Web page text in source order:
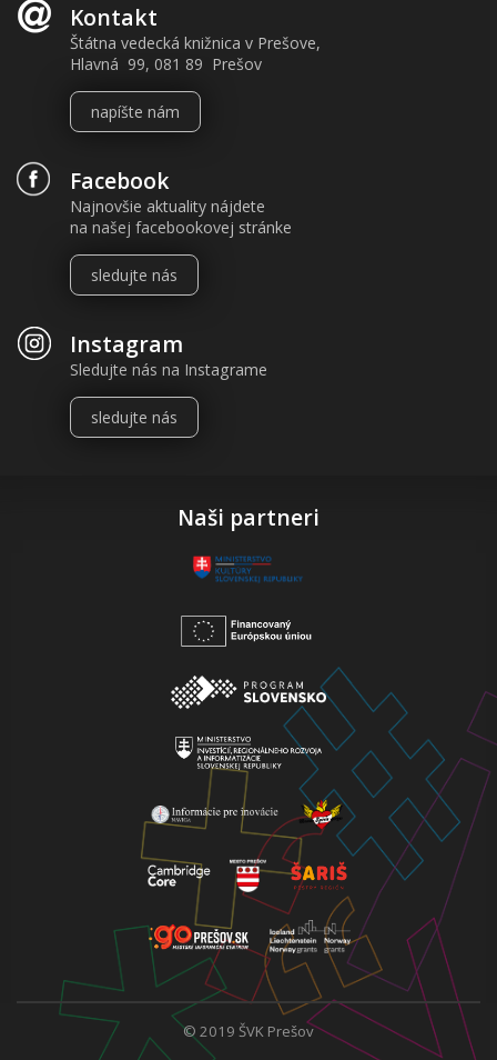
Kontakt
Štátna vedecká knižnica v Prešove,
Hlavná 99, 081 89 Prešov
napíšte nám
Facebook
Najnovšie aktuality nájdete
na našej facebookovej stránke
sledujte nás
Instagram
Sledujte nás na Instagrame
sledujte nás
Naši partneri
© 2019 ŠVK Prešov